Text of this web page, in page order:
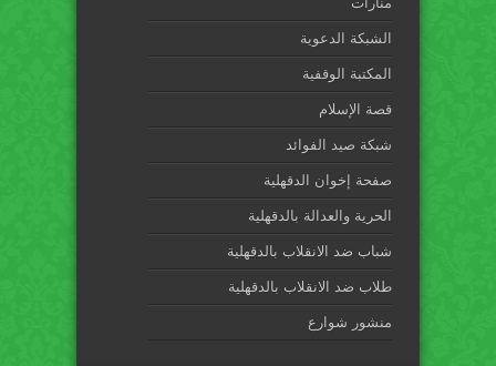
الشبكة الدعوية
المكتبة الوقفية
قصة الإسلام
شبكة صيد الفوائد
صفحة إخوان الدقهلية
الحرية والعدالة بالدقهلية
شباب ضد الانقلاب بالدقهلية
طلاب ضد الانقلاب بالدقهلية
منشور شوارع